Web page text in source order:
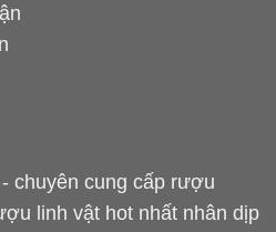
chuyên cung cấp rượu
linh vật hot nhất nhân dịp